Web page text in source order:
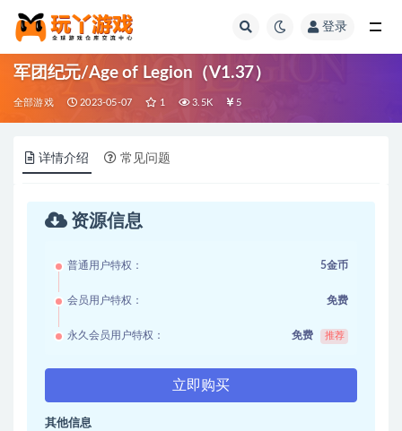
登录
军团纪元/Age of Legion（V1.37）
全部游戏 2023-05-07 1 3.5K 5
详情介绍 常见问题
资源信息
普通用户特权： 5金币
会员用户特权： 免费
永久会员用户特权： 免费 推荐
立即购买
其他信息